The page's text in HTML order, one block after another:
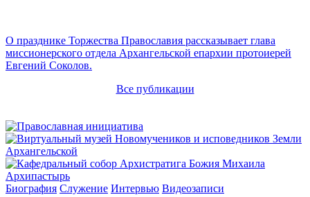
О празднике Торжества Православия рассказывает глава
миссионерского отдела Архангельской епархии протоиерей
Евгений Соколов.
Все публикации
Архипастырь
Биография Служение Интервью Видеозаписи